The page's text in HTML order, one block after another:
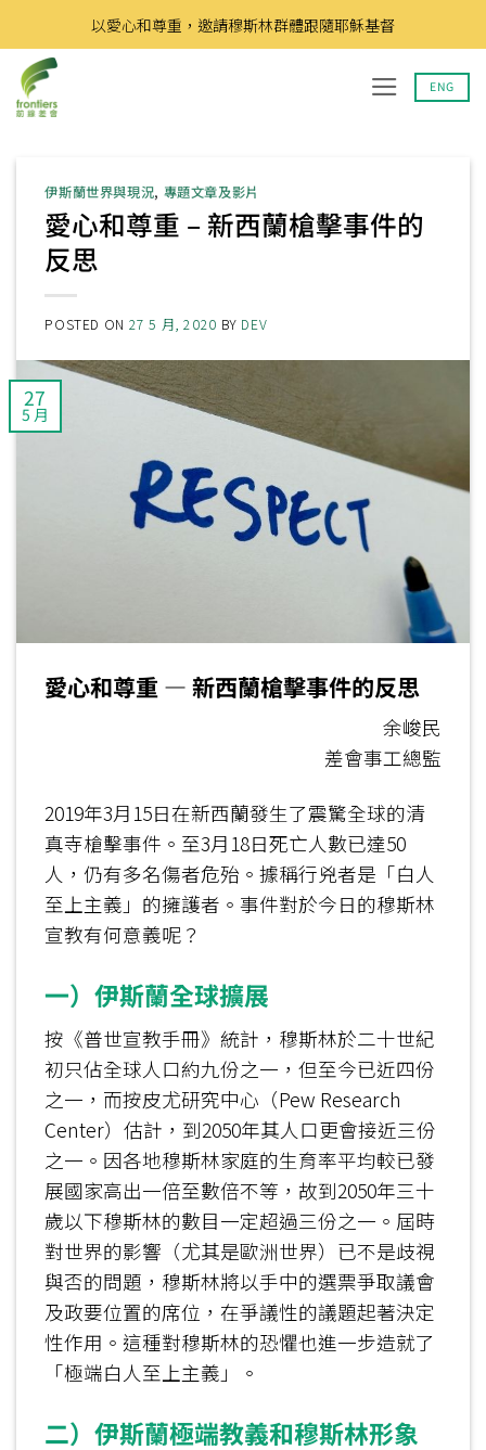
to
content
以愛心和尊重，邀請穆斯林群體跟隨耶穌基督
ENG
伊斯蘭世界與現況, 專題文章及影片
愛心和尊重 – 新西蘭槍擊事件的
反思
POSTED ON 27 5 月, 2020 BY DEV
27
5 月
愛心和尊重 — 新西蘭槍擊事件的反思
余峻民
差會事工總監
2019年3月15日在新西蘭發生了震驚全球的清
真寺槍擊事件。至3月18日死亡人數已達50
人，仍有多名傷者危殆。據稱行兇者是「白人
至上主義」的擁護者。事件對於今日的穆斯林
宣教有何意義呢？
一）伊斯蘭全球擴展
按《普世宣教手冊》統計，穆斯林於二十世紀
初只佔全球人口約九份之一，但至今已近四份
之一，而按皮尤研究中心（Pew Research
Center）估計，到2050年其人口更會接近三份
之一。因各地穆斯林家庭的生育率平均較已發
展國家高出一倍至數倍不等，故到2050年三十
歲以下穆斯林的數目一定超過三份之一。屆時
對世界的影響（尤其是歐洲世界）已不是歧視
與否的問題，穆斯林將以手中的選票爭取議會
及政要位置的席位，在爭議性的議題起著決定
性作用。這種對穆斯林的恐懼也進一步造就了
「極端白人至上主義」。
二）伊斯蘭極端教義和穆斯林形象